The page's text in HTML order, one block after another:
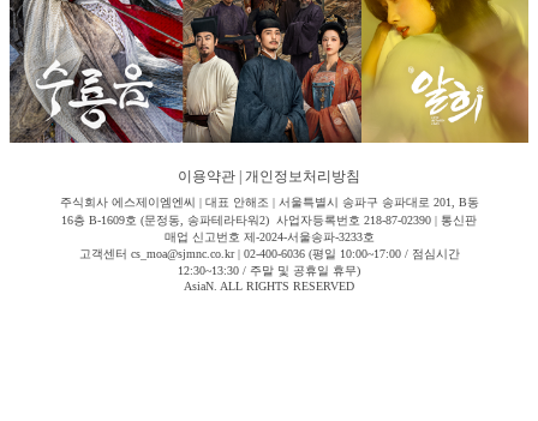
이용약관 개인정보처리방침
주식회사 에스제이엠엔씨 | 대표 안해조 | 서울특별시 송파구 송파대로 201, B동
16층 B-1609호 (문정동, 송파테라타워2) 사업자등록번호 218-87-02390 | 통신판
매업 신고번호 제-2024-서울송파-3233호
고객센터 cs_moa@sjmnc.co.kr | 02-400-6036 (평일 10:00~17:00 / 점심시간
12:30~13:30 / 주말 및 공휴일 휴무)
AsiaN. ALL RIGHTS RESERVED